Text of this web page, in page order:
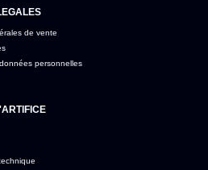
de vente
personnelles